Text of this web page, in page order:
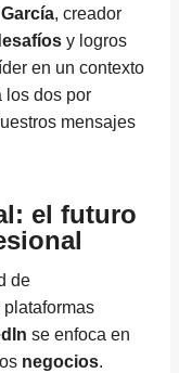
, creador
y logros
en un contexto
los dos por
mensajes
el futuro
de
plataformas
se enfoca en
negocios.